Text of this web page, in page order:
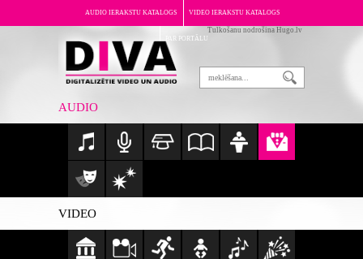
AUDIO IERAKSTU KATALOGS VIDEO IERAKSTU KATALOGS
PAR PORTĀLU
Tulkošanu nodrošina Hugo.lv
AUDIO
VIDEO